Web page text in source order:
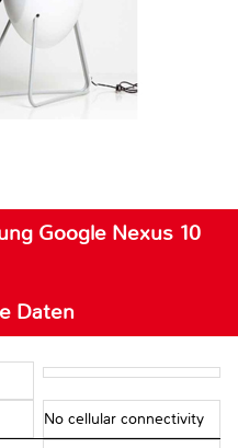
Google Nexus 10
Daten
No cellular connectivity